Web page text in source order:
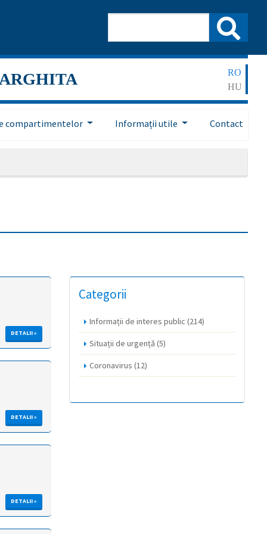
RO
HU
compartimentelor Informații utile Contact
DETALII »
DETALII »
DETALII »
Categorii
Informații de interes public (214)
Situații de urgență (5)
Coronavirus (12)